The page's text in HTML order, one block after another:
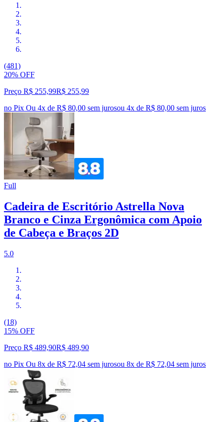
(481)
20% OFF
Preço R$ 255,99R$ 255,99
no Pix Ou 4x de R$ 80,00 sem jurosou 4x de R$ 80,00 sem juros
Full
Cadeira de Escritório Astrella Nova
Branco e Cinza Ergonômica com Apoio
de Cabeça e Braços 2D
5.0
(18)
15% OFF
Preço R$ 489,90R$ 489,90
no Pix Ou 8x de R$ 72,04 sem jurosou 8x de R$ 72,04 sem juros